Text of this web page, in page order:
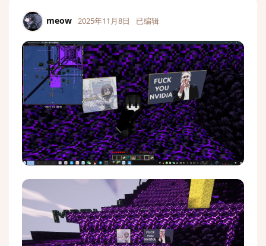
meow 2025年11月8日 已编辑